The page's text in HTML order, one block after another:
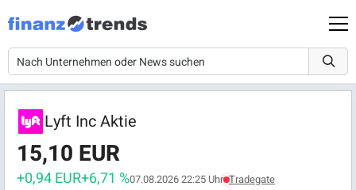
Lyft Inc Aktie
15,10 EUR
+0,94 EUR+6,71 %07.08.2026 22:25 Uhr Tradegate